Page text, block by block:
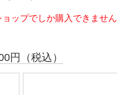
ップでしか購入できません
円（税込）